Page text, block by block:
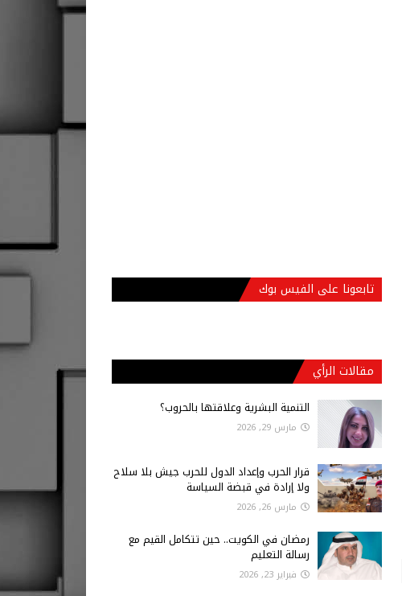
تابعونا على الفيس بوك
مقالات الرأي
التنمية البشرية وعلاقتها بالحروب؟
مارس 29, 2026
قرار الحرب وإعداد الدول للحرب جيش بلا سلاح
ولا إرادة في قبضة السياسة
مارس 26, 2026
رمضان في الكويت.. حين تتكامل القيم مع
رسالة التعليم
فبراير 23, 2026